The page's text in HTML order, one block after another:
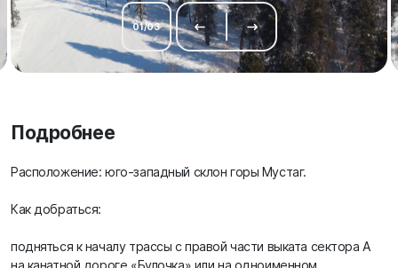
01/03
Подробнее
Расположение: юго-западный склон горы Мустаг.
Как добраться:
подняться к началу трассы с правой части выката сектора А
на канатной дороге «Булочка» или на одноименном